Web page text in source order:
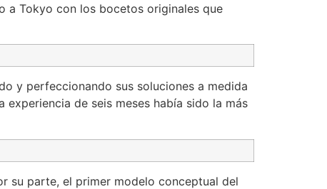
a Tokyo con los bocetos originales que
y perfeccionando sus soluciones a medida
de seis meses había sido la más
su parte, el primer modelo conceptual del